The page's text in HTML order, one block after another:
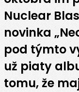
Nuclear
novinka
pod týmto
už piaty
tomu, že